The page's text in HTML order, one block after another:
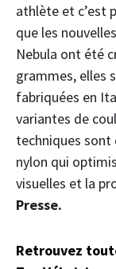
athlète et c’est
que les
Nebula ont été
grammes, elles
fabriquées en
variantes de
techniques sont
nylon qui
visuelles et la
Presse.
Retrouvez